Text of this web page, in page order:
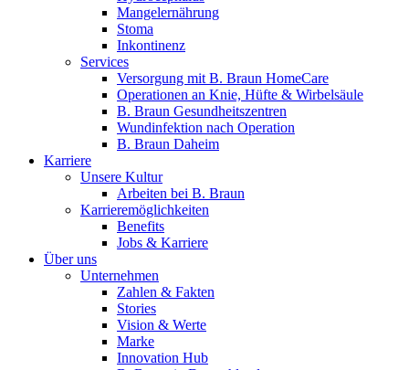
Mangelernährung
Stoma
Inkontinenz
Services
Versorgung mit B. Braun HomeCare
Operationen an Knie, Hüfte & Wirbelsäule
B. Braun Gesundheitszentren
Wundinfektion nach Operation
B. Braun Daheim
Karriere
Unsere Kultur
Arbeiten bei B. Braun
Karrieremöglichkeiten
Benefits
Jobs & Karriere
Über uns
Unternehmen
Zahlen & Fakten
Stories
Vision & Werte
Marke
Innovation Hub